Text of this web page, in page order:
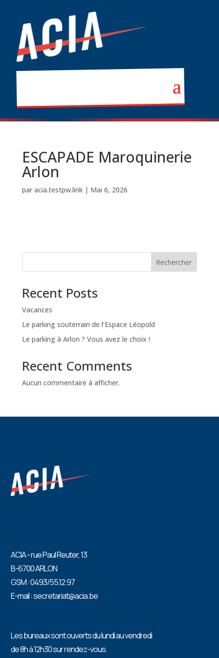
ESCAPADE Maroquinerie
Arlon
par acia.testpw.link| Mai 6, 2026
Rechercher
Recent Posts
Vacances
Le parking souterrain de l’Espace Léopold
Le parking à Arlon ? Vous avez le choix !
Recent Comments
Aucun commentaire à afficher.
ACIA - rue Paul Reuter, 13
B-6700 ARLON
GSM : 0493/55.12.97
E-mail : secretariat@acia.be
Les bureaux sont ouverts du lundi au vendredi
de 8h à 12h30 sur rendez-vous.